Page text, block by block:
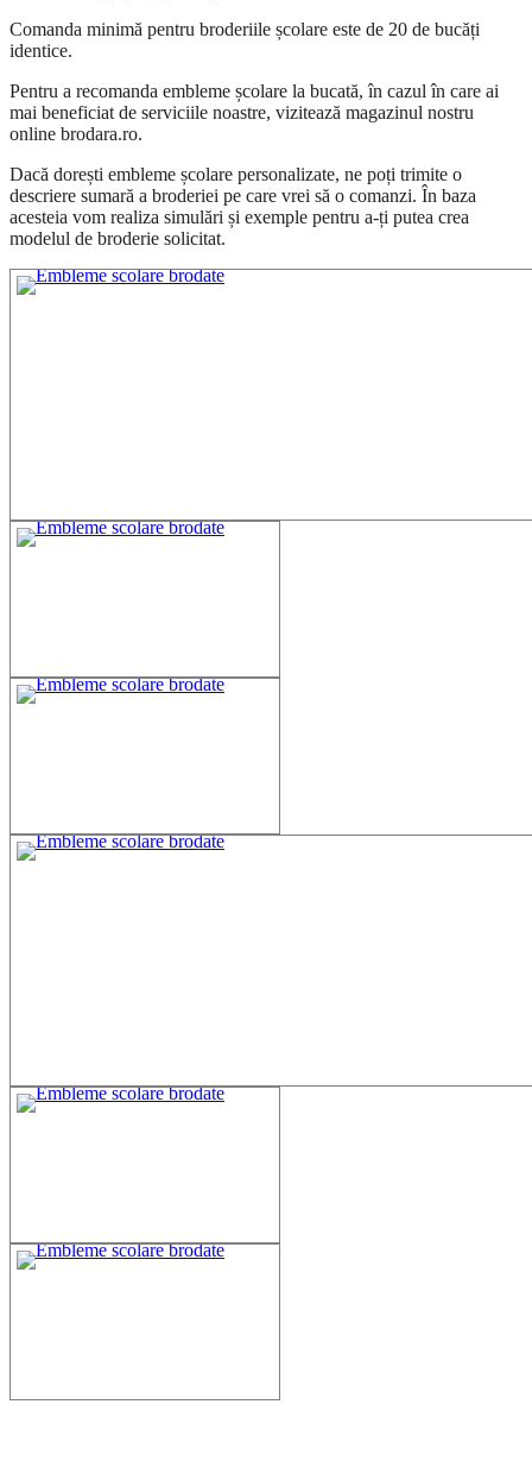
Comanda minimă pentru broderiile școlare este de 20 de bucăți
identice.
Pentru a recomanda embleme școlare la bucată, în cazul în care ai
mai beneficiat de serviciile noastre, vizitează magazinul nostru
online brodara.ro.
Dacă dorești embleme școlare personalizate, ne poți trimite o
descriere sumară a broderiei pe care vrei să o comanzi. În baza
acesteia vom realiza simulări și exemple pentru a-ți putea crea
modelul de broderie solicitat.